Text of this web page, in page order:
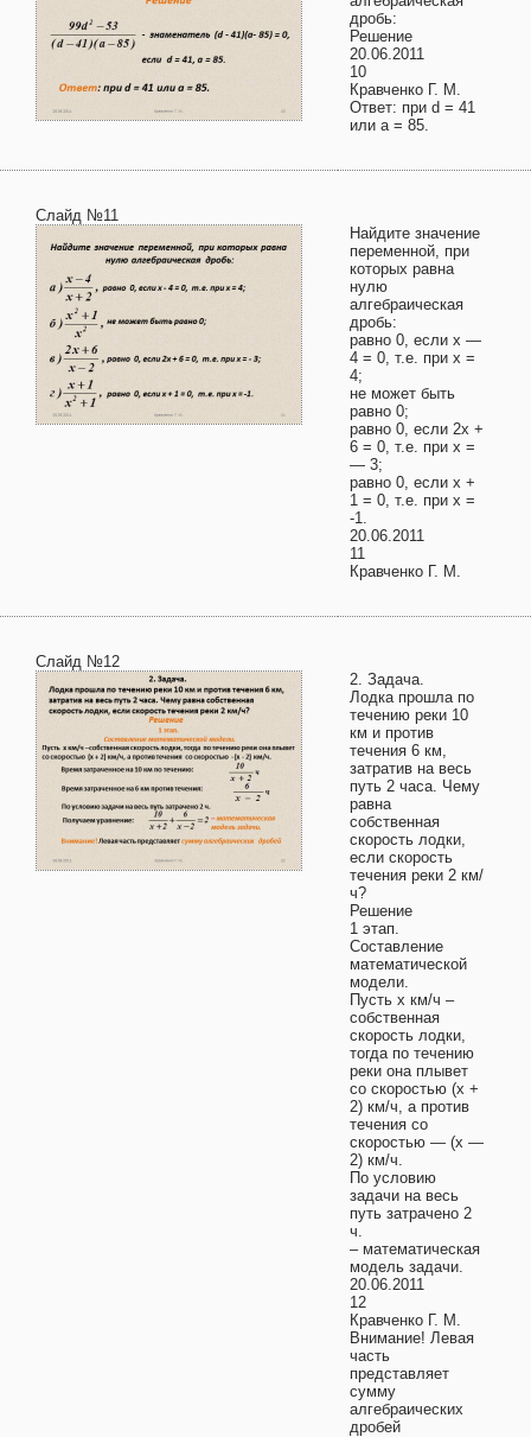
дробь:
Решение
20.06.2011
10
Кравченко Г. М.
Ответ: при d = 41
или а = 85.
Слайд №11
Найдите значение
переменной, при
которых равна
нулю
алгебраическая
дробь:
равно 0, если х —
4 = 0, т.е. при х =
4;
не может быть
равно 0;
равно 0, если 2х +
6 = 0, т.е. при х =
— 3;
равно 0, если х +
1 = 0, т.е. при х =
-1.
20.06.2011
11
Кравченко Г. М.
Слайд №12
2. Задача.
Лодка прошла по
течению реки 10
км и против
течения 6 км,
затратив на весь
путь 2 часа. Чему
равна
собственная
скорость лодки,
если скорость
течения реки 2 км/
ч?
Решение
1 этап.
Составление
математической
модели.
Пусть х км/ч –
собственная
скорость лодки,
тогда по течению
реки она плывет
со скоростью (х +
2) км/ч, а против
течения со
скоростью — (х —
2) км/ч.
По условию
задачи на весь
путь затрачено 2
ч.
– математическая
модель задачи.
20.06.2011
12
Кравченко Г. М.
Внимание! Левая
часть
представляет
сумму
алгебраических
дробей